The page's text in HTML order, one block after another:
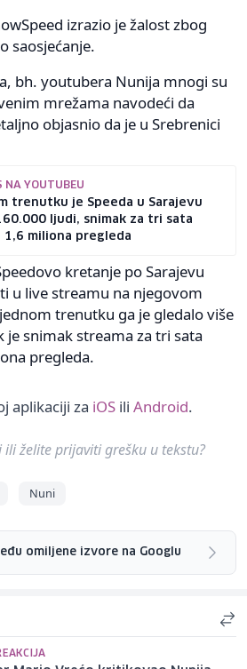
izrazio je žalost zbog
saosjećanje.
bh. youtubera Nunija mnogi su
mrežama navodeći da
objasnio da je u Srebrenici
NA YOUTUBEU
trenutku je Speeda u Sarajevu
ljudi, snimak za tri sata
1,6 miliona pregleda
kretanje po Sarajevu
u live streamu na njegovom
trenutku ga je gledalo više
snimak streama za tri sata
pregleda.
aplikaciji za iOS ili Android.
ili želite prijaviti grešku u tekstu?
Nuni
omiljene izvore na Googlu